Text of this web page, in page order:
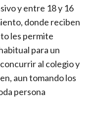
y entre 18 y 16
donde reciben
les permite
para un
al colegio y
aun tomando los
persona